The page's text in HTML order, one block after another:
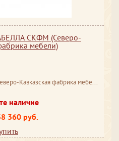
СКФМ (Северо-
мебели)
фабрика мебели) Ставрополь
наличие
360 руб.